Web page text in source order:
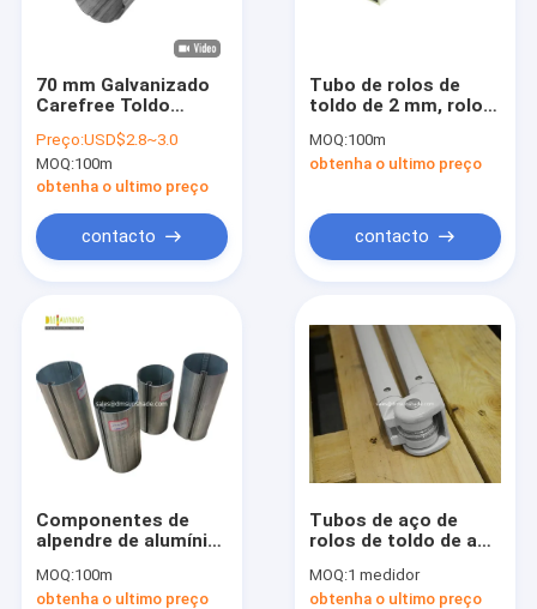
70 mm Galvanizado
Carefree Toldo
Roller Tubos
Assembléia
Preço:USD$2.8~3.0
MOQ:100m
obtenha o ultimo preço
contacto
Tubo de rolos de
toldo de 2 mm, rolos
de alumínio de 78
mm
MOQ:100m
obtenha o ultimo preço
contacto
Componentes de
alpendre de alumínio
toldo de 60 mm
MOQ:100m
obtenha o ultimo preço
Tubos de aço de
rolos de toldo de aço
MOQ:1 medidor
obtenha o ultimo preço